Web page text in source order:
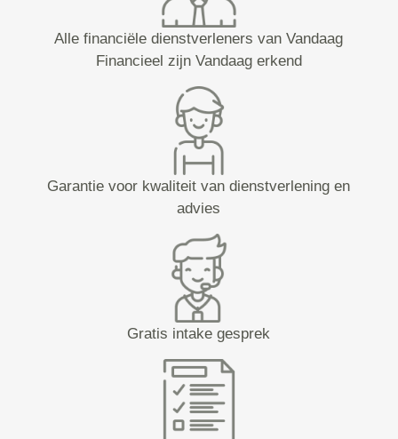
Alle financiële dienstverleners van Vandaag
Financieel zijn Vandaag erkend
Garantie voor kwaliteit van dienstverlening en
advies
Gratis intake gesprek